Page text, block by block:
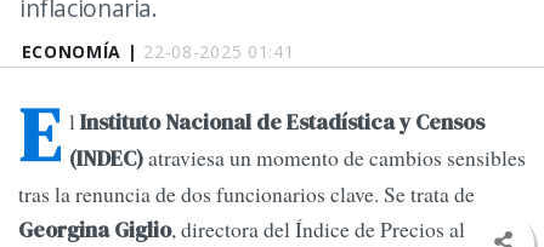
ECONOMÍA | 22-08-2025 01:41
inflacionaria.
E lInstituto Nacional de Estadística y Censos
(INDEC)atraviesa un momento de cambios sensibles
tras la renuncia de dos funcionarios clave. Se trata de
Georgina Giglio, directora del Índice de Precios al